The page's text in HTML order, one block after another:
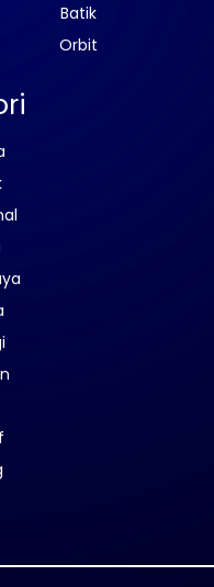
Batik
Orbit